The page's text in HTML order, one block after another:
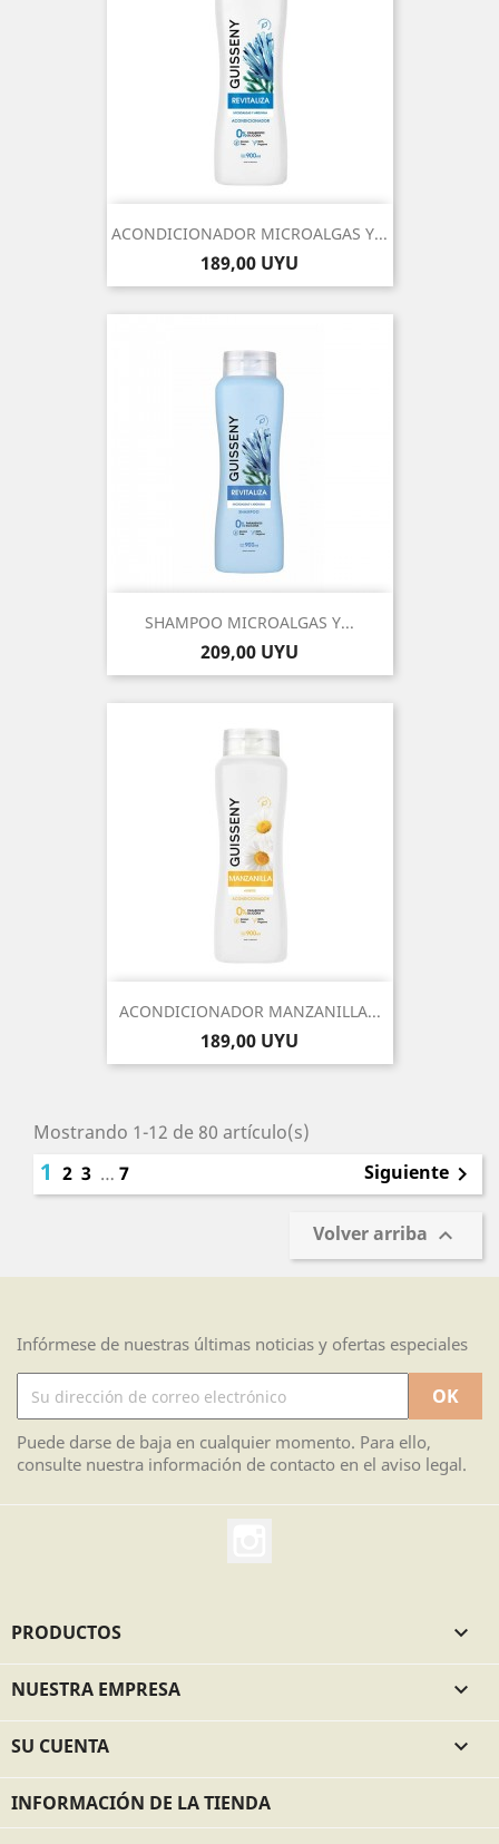
ACONDICIONADOR MICROALGAS Y...
Precio
189,00 UYU
SHAMPOO MICROALGAS Y...
Precio
209,00 UYU
ACONDICIONADOR MANZANILLA...
Precio
189,00 UYU
Mostrando 1-12 de 80 artículo(s)
1 2 3 … 7 Siguiente 
Volver arriba 
Infórmese de nuestras últimas noticias y ofertas especiales
Puede darse de baja en cualquier momento. Para ello,
consulte nuestra información de contacto en el aviso legal.
PRODUCTOS 
NUESTRA EMPRESA 
SU CUENTA 
INFORMACIÓN DE LA TIENDA